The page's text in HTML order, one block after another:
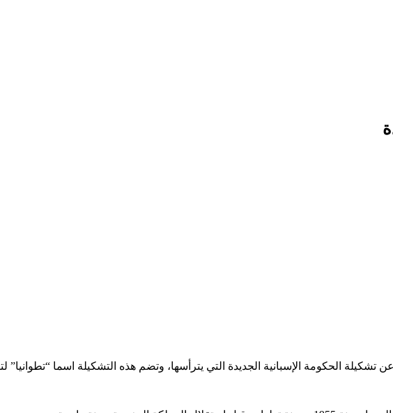
الحكومة الإسبانية الجديدة التي يترأسها، وتضم هذه التشكيلة اسما “تطوانيا”